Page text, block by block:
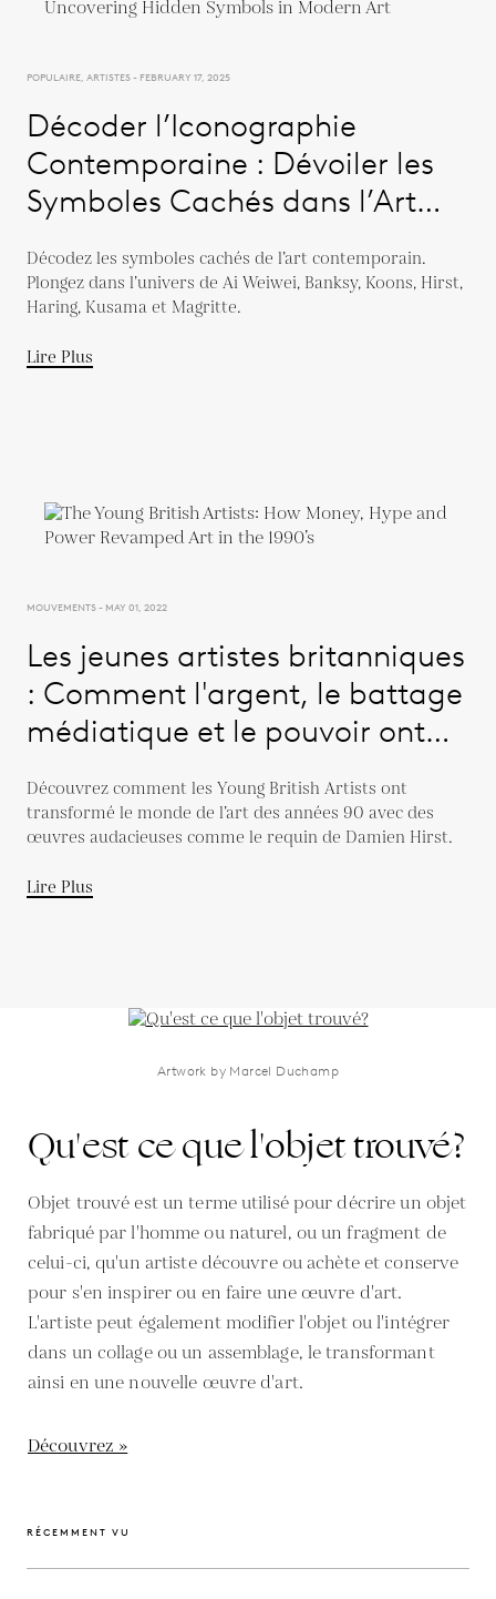
POPULAIRE, ARTISTES - FEBRUARY 17, 2025
Décoder l’Iconographie
Contemporaine : Dévoiler les
Symboles Cachés dans l’Art
Décodez les symboles cachés de l’art contemporain.
Plongez dans l’univers de Ai Weiwei, Banksy, Koons, Hirst,
Haring, Kusama et Magritte.
Lire Plus
MOUVEMENTS - MAY 01, 2022
Les jeunes artistes britanniques
: Comment l'argent, le battage
médiatique et le pouvoir ont
1990
Découvrez comment les Young British Artists ont
transformé le monde de l’art des années 90 avec des
œuvres audacieuses comme le requin de Damien Hirst.
Lire Plus
Artwork by Marcel Duchamp
Qu'est ce que l'objet trouvé?
Objet trouvé est un terme utilisé pour décrire un objet
fabriqué par l'homme ou naturel, ou un fragment de
celui-ci, qu'un artiste découvre ou achète et conserve
pour s'en inspirer ou en faire une œuvre d'art.
L'artiste peut également modifier l'objet ou l'intégrer
dans un collage ou un assemblage, le transformant
ainsi en une nouvelle œuvre d'art.
Découvrez »
RÉCEMMENT VU